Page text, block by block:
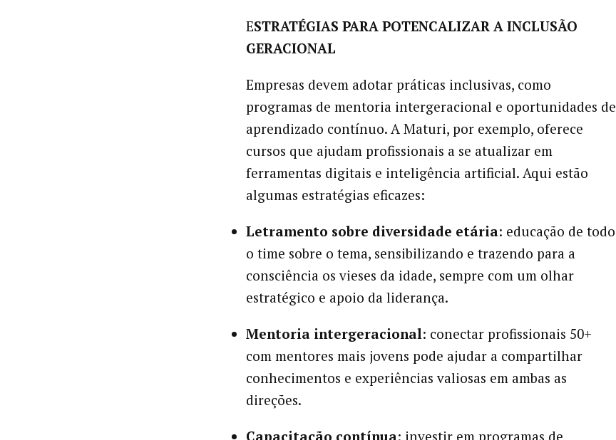
ESTRATÉGIAS PARA POTENCALIZAR A INCLUSÃO
GERACIONAL
Empresas devem adotar práticas inclusivas, como
programas de mentoria intergeracional e oportunidades de
aprendizado contínuo. A Maturi, por exemplo, oferece
cursos que ajudam profissionais a se atualizar em
ferramentas digitais e inteligência artificial. Aqui estão
algumas estratégias eficazes:
Letramento sobre diversidade etária: educação de todo
o time sobre o tema, sensibilizando e trazendo para a
consciência os vieses da idade, sempre com um olhar
estratégico e apoio da liderança.
Mentoria intergeracional: conectar profissionais 50+
com mentores mais jovens pode ajudar a compartilhar
conhecimentos e experiências valiosas em ambas as
direções.
Capacitação contínua: investir em programas de